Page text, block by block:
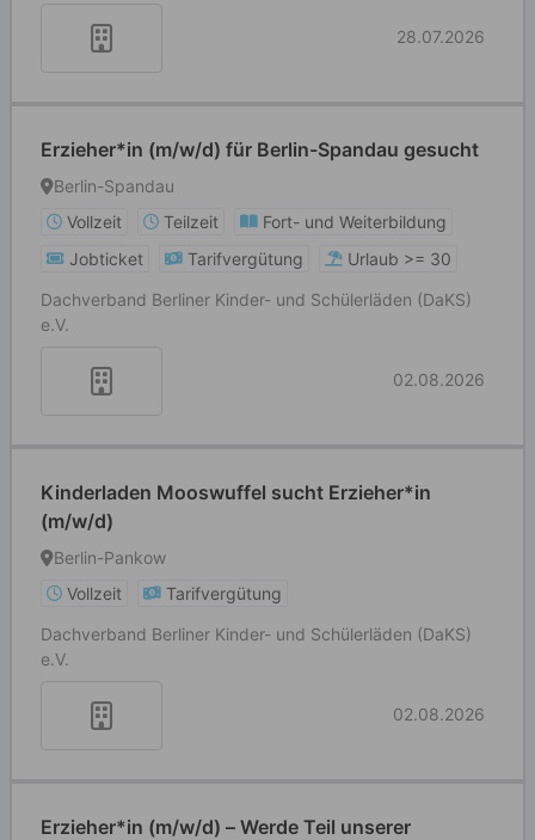
28.07.2026
Erzieher*in (m/w/d) für Berlin-Spandau gesucht
Berlin-Spandau
Vollzeit
Teilzeit
Fort- und Weiterbildung
Jobticket
Tarifvergütung
Urlaub >= 30
Dachverband Berliner Kinder- und Schülerläden (DaKS)
e.V.
02.08.2026
Kinderladen Mooswuffel sucht Erzieher*in
(m/w/d)
Berlin-Pankow
Vollzeit
Tarifvergütung
Dachverband Berliner Kinder- und Schülerläden (DaKS)
e.V.
02.08.2026
Erzieher*in (m/w/d) – Werde Teil unserer